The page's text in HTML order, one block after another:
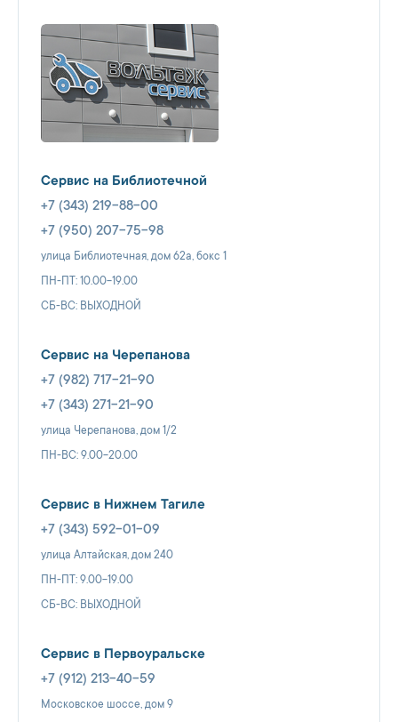
Сервис на Библиотечной
+7 (343) 219-88-00
+7 (950) 207-75-98
улица Библиотечная, дом 62а, бокс 1
ПН-ПТ: 10.00-19.00
СБ-ВС: ВЫХОДНОЙ
Сервис на Черепанова
+7 (982) 717-21-90
+7 (343) 271-21-90
улица Черепанова, дом 1/2
ПН-ВС: 9.00-20.00
Сервис в Нижнем Тагиле
+7 (343) 592-01-09
улица Алтайская, дом 240
ПН-ПТ: 9.00-19.00
СБ-ВС: ВЫХОДНОЙ
Сервис в Первоуральске
+7 (912) 213-40-59
Московское шоссе, дом 9